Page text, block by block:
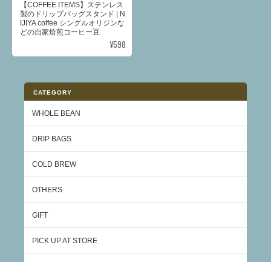
【COFFEE ITEMS】ステンレス
製のドリップバッグスタンド | N
IJIYA coffee シングルオリジンな
どの自家焙煎コーヒー豆
¥598
CATEGORY
WHOLE BEAN
DRIP BAGS
COLD BREW
OTHERS
GIFT
PICK UP AT STORE